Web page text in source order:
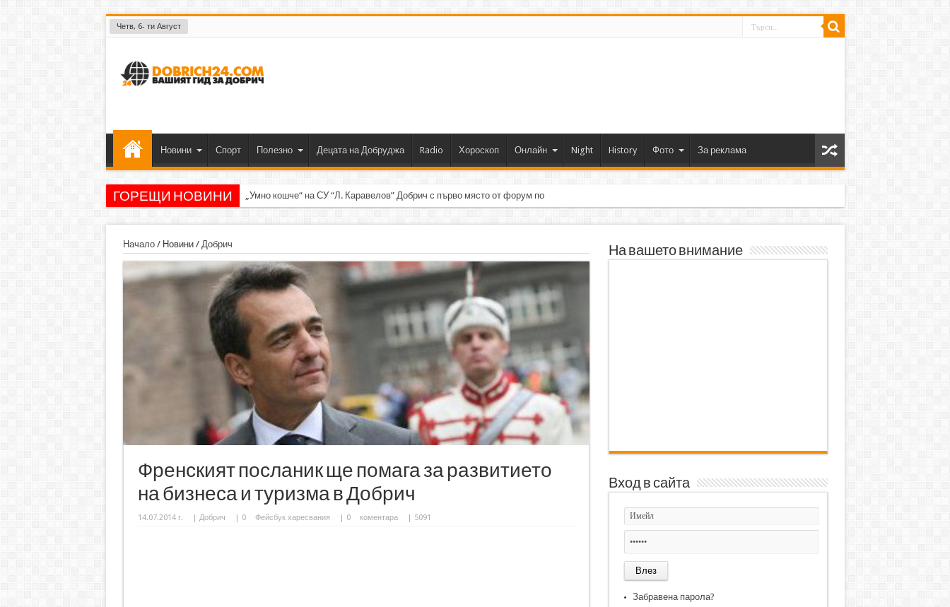
Четв, 6- ти Август
Новини Спорт Полезно Децата на Добруджа Radio Хороскоп Онлайн Night History Фото За реклама
ГОРЕЩИ НОВИНИ „Умно кошче“ на СУ “Л. Каравелов” Добрич с първо място от форум по роботика
Начало/ Новини/ Добрич
Френският посланик ще помага за развитието
на бизнеса и туризма в Добрич
14.07.2014 г. | Добрич | 0 Фейсбук харесвания | 0 коментара | 5091
На вашето внимание
Вход в сайта
Забравена парола?